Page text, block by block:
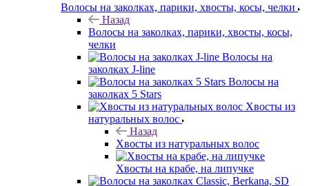
Волосы на заколках, парики, хвосты, косы, челки
Назад
Волосы на заколках, парики, хвосты, косы,
челки
Волосы на
заколках J-line
Волосы на
заколках 5 Stars
Хвосты из
натуральных волос
Назад
Хвосты из натуральных волос
Хвосты на крабе, на липучке